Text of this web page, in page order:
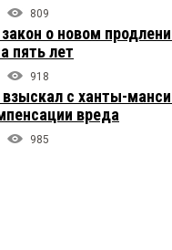
809
о новом
пять лет
918
с ханты-
вреда
985